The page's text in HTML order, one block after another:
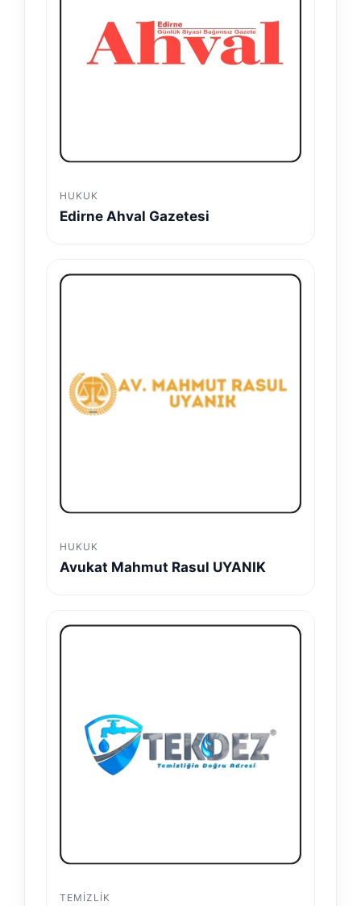
HUKUK
Edirne Ahval Gazetesi
HUKUK
Avukat Mahmut Rasul UYANIK
TEMIZLIK